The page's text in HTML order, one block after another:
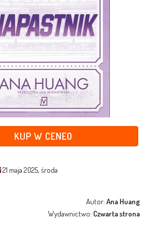
KUP W CENEO
21 maja 2025, środa
Autor:Ana Huang
Wydawnictwo: Czwarta strona